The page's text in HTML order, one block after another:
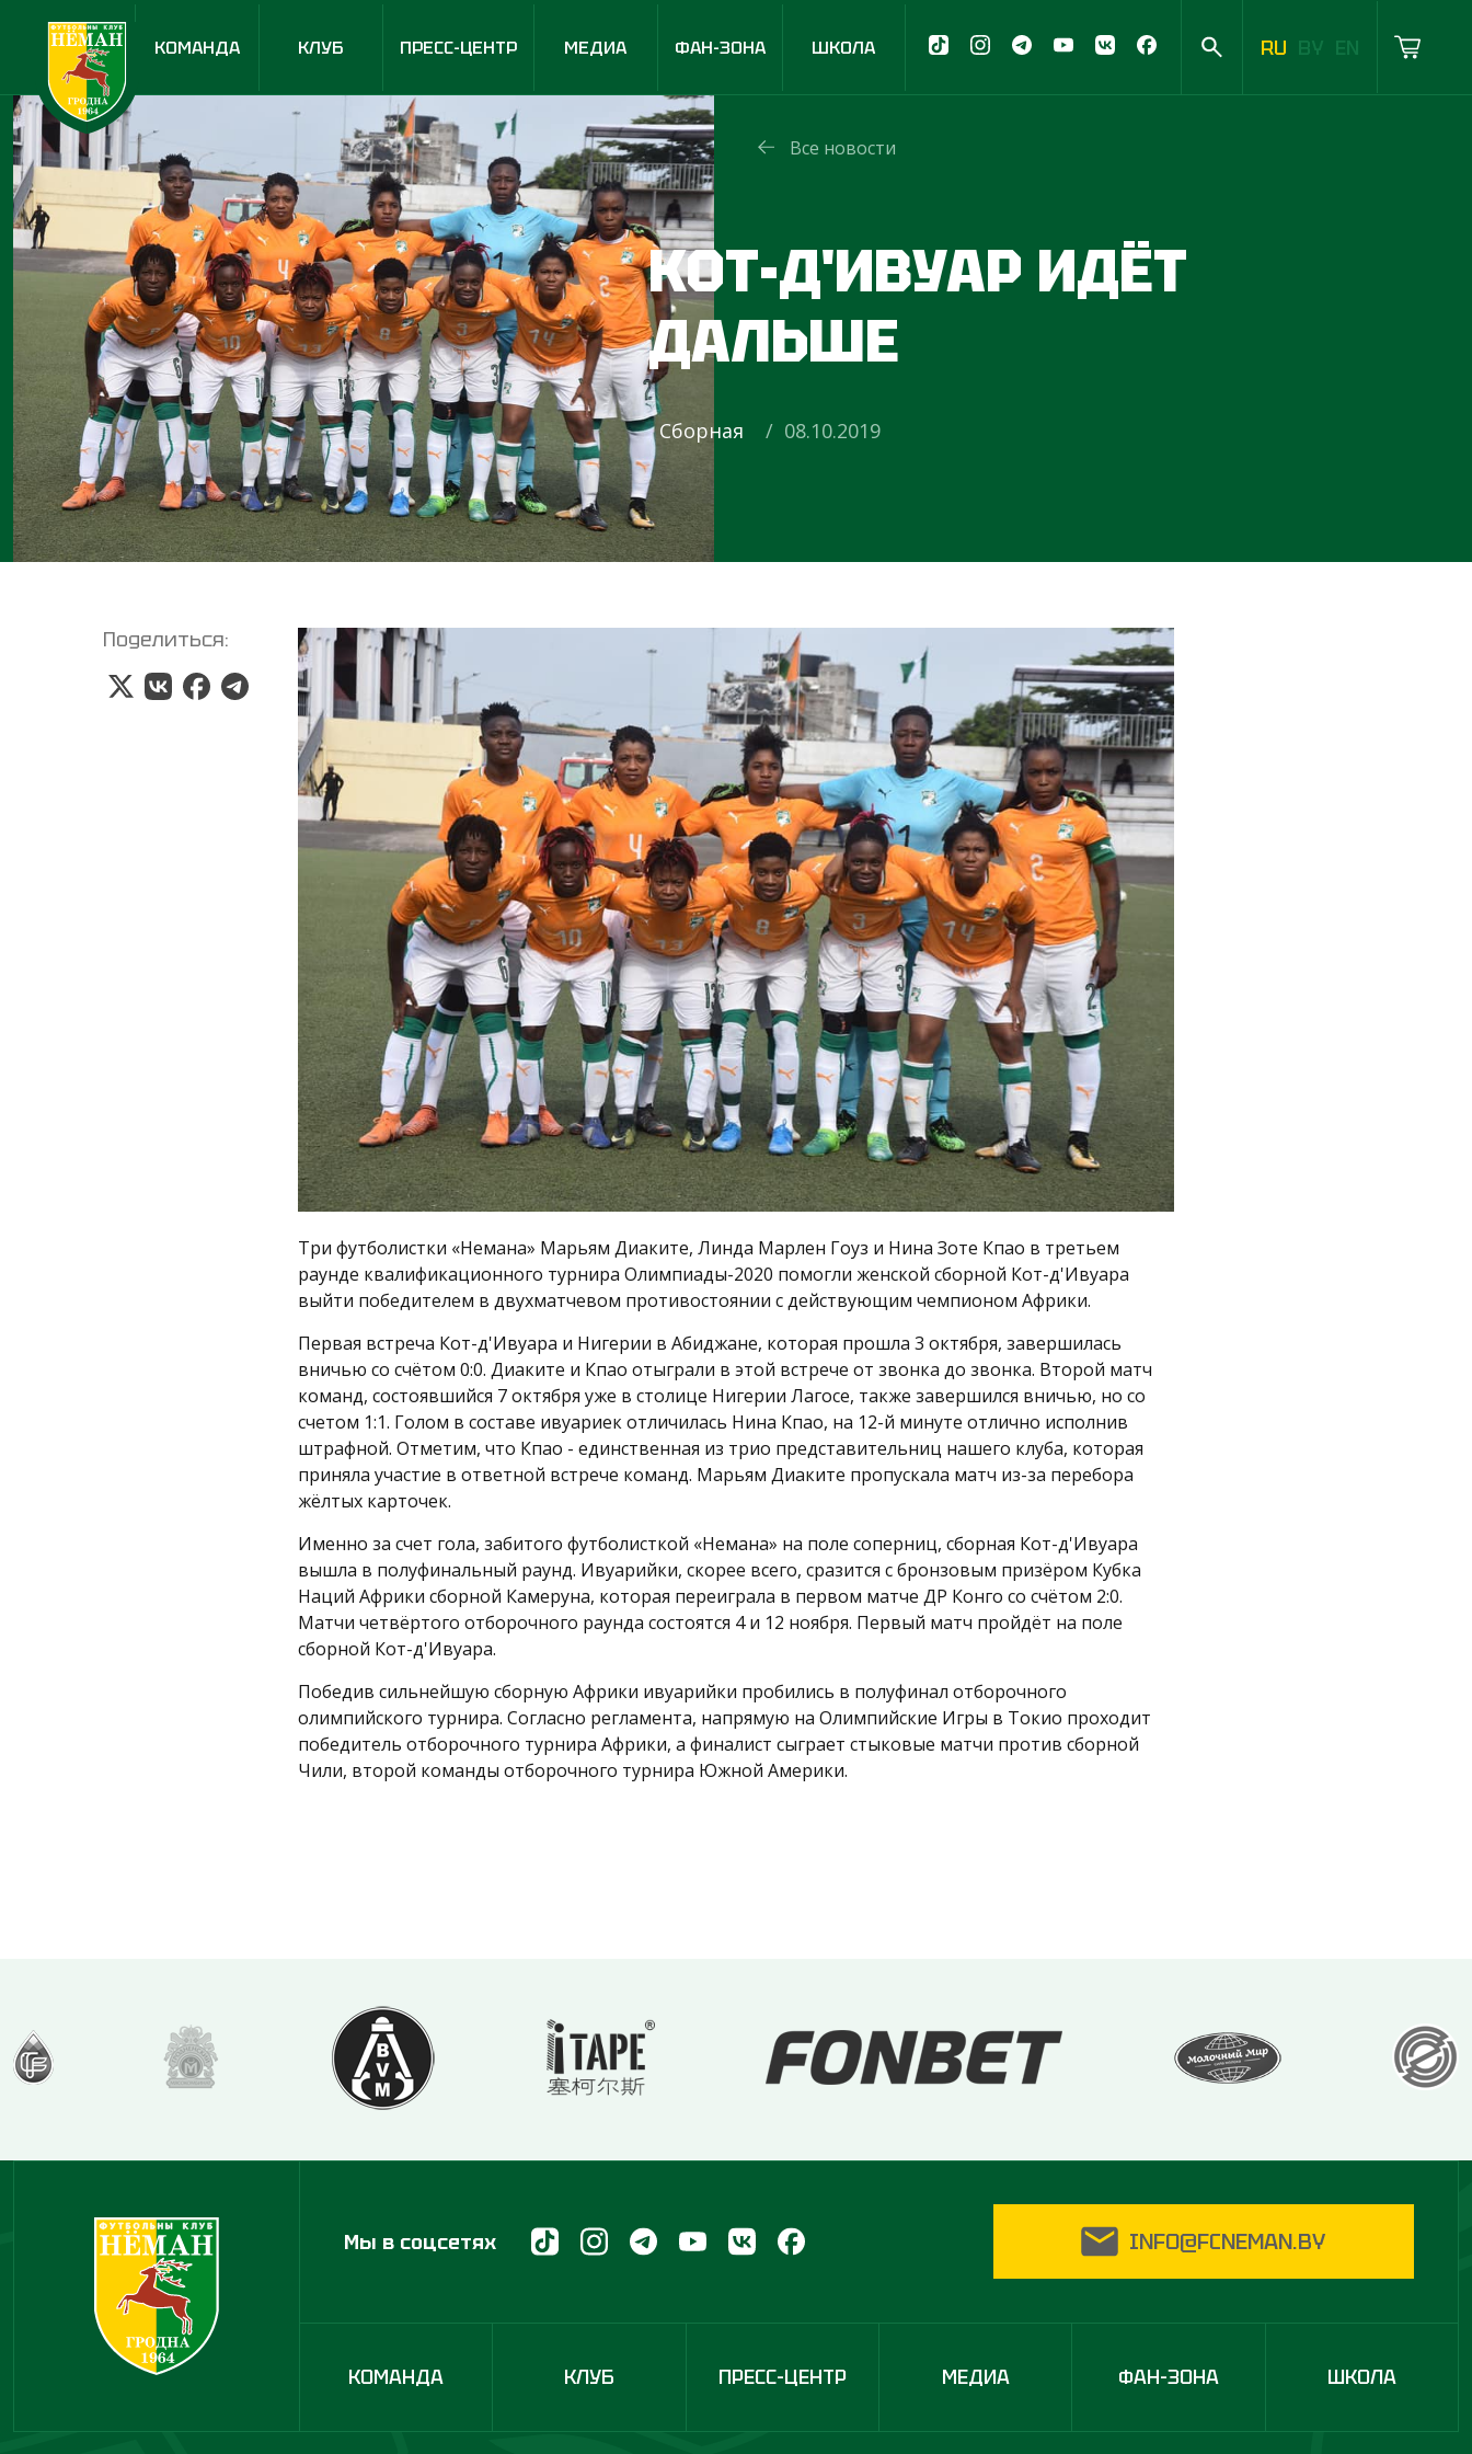
КОМАНДА КЛУБ ПРЕСС-ЦЕНТР МЕДИА ФАН-ЗОНА ШКОЛА RU BY EN
Все новости
КОТ-Д'ИВУАР ИДЁТ
ДАЛЬШЕ
Сборная / 08.10.2019
Три футболистки «Немана» Марьям Диаките, Линда Марлен Гоуз и Нина Зоте Кпао в третьем
раунде квалификационного турнира Олимпиады-2020 помогли женской сборной Кот-д'Ивуара
выйти победителем в двухматчевом противостоянии с действующим чемпионом Африки.
Первая встреча Кот-д'Ивуара и Нигерии в Абиджане, которая прошла 3 октября, завершилась
вничью со счётом 0:0. Диаките и Кпао отыграли в этой встрече от звонка до звонка. Второй матч
команд, состоявшийся 7 октября уже в столице Нигерии Лагосе, также завершился вничью, но со
счетом 1:1. Голом в составе ивуариек отличилась Нина Кпао, на 12-й минуте отлично исполнив
штрафной. Отметим, что Кпао - единственная из трио представительниц нашего клуба, которая
приняла участие в ответной встрече команд. Марьям Диаките пропускала матч из-за перебора
жёлтых карточек.
Именно за счет гола, забитого футболисткой «Немана» на поле соперниц, сборная Кот-д'Ивуара
вышла в полуфинальный раунд. Ивуарийки, скорее всего, сразится с бронзовым призёром Кубка
Наций Африки сборной Камеруна, которая переиграла в первом матче ДР Конго со счётом 2:0.
Матчи четвёртого отборочного раунда состоятся 4 и 12 ноября. Первый матч пройдёт на поле
сборной Кот-д'Ивуара.
Победив сильнейшую сборную Африки ивуарийки пробились в полуфинал отборочного
олимпийского турнира. Согласно регламента, напрямую на Олимпийские Игры в Токио проходит
победитель отборочного турнира Африки, а финалист сыграет стыковые матчи против сборной
Чили, второй команды отборочного турнира Южной Америки.
Поделиться:
Мы в соцсетях INFO@FCNEMAN.BY
КОМАНДА КЛУБ ПРЕСС-ЦЕНТР МЕДИА ФАН-ЗОНА ШКОЛА